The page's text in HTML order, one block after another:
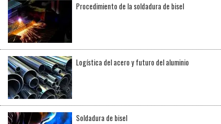
Procedimiento de la soldadura de bisel
Logística del acero y futuro del aluminio
Soldadura de bisel